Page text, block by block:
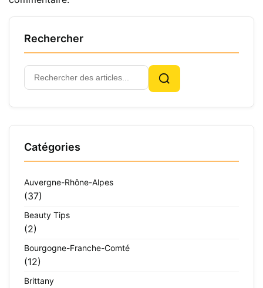
Rechercher
Rechercher
:
Rechercher
Catégories
Auvergne-Rhône-Alpes
(37)
Beauty Tips
(2)
Bourgogne-Franche-Comté
(12)
Brittany